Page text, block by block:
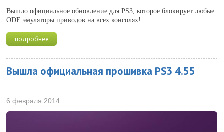
Вышло официальное обновление для PS3, которое блокирует любые
ODE эмуляторы приводов на всех консолях!
подробнее
Вышла официальная прошивка PS3 4.55
6 февраля 2014